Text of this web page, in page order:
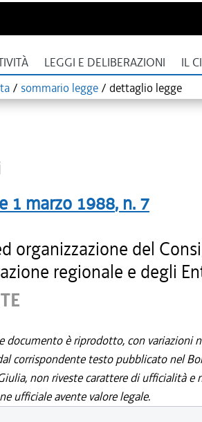
LEGGI E DELIBERAZIONI IL
/ sommario legge / dettaglio legge
1 marzo 1988, n. 7
organizzazione del
regionale e degli
documento è riprodotto, con variazioni
corrispondente testo pubblicato nel
non riveste carattere di ufficialità
ufficiale avente valore legale.